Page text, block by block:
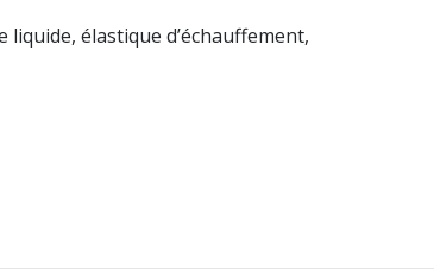
liquide, élastique d’échauffement,